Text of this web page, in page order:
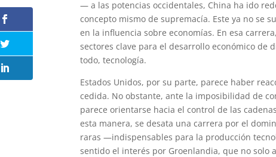
— a las potencias occidentales, China ha ido
concepto mismo de supremacía. Este ya no se
en la influencia sobre economías. En esa
sectores clave para el desarrollo económico
todo, tecnología.
Estados Unidos, por su parte, parece haber
cedida. No obstante, ante la imposibilidad de
parece orientarse hacia el control de las
esta manera, se desata una carrera por el
raras —indispensables para la producción
sentido el interés por Groenlandia, que no solo